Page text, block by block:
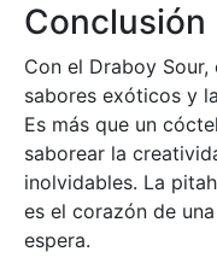
Conclusión
Con el Draboy
sabores exóticos y
Es más que un
saborear la
inolvidables. La
es el corazón de
espera.